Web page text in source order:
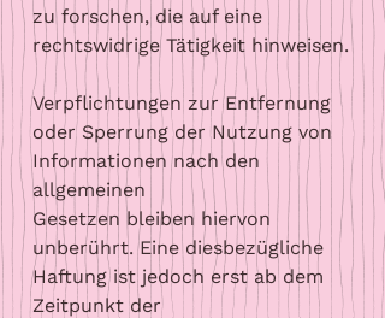
zu forschen, die auf eine
rechtswidrige Tätigkeit hinweisen.
Verpflichtungen zur Entfernung
oder Sperrung der Nutzung von
Informationen nach den
allgemeinen
Gesetzen bleiben hiervon
unberührt. Eine diesbezügliche
Haftung ist jedoch erst ab dem
Zeitpunkt der